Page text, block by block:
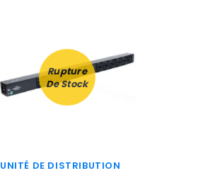
Rupture
De Stock
UNITÉ DE DISTRIBUTION